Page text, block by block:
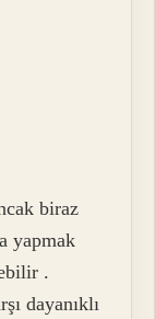
biraz
yapmak
.
dayanıklı